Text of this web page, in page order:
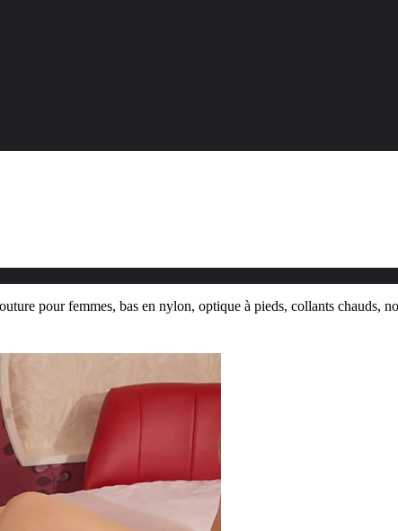
pour femmes, bas en nylon, optique à pieds, collants chauds,